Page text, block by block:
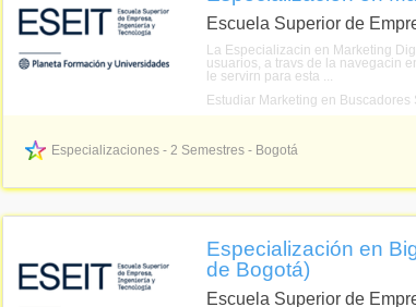
Escuela Superior de
La Especializacin en Marketing
usuarios, a travs de la navegacin
le servirn para esta ...
Estudiar Marketing en Buscadores
Especializaciones - 2 Semestres - Bogotá
Especialización en
de Bogotá)
Escuela Superior de